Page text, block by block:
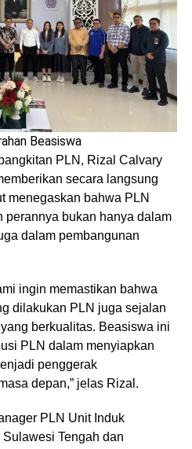
Beasiswa
PLN, Rizal Calvary
secara langsung
menegaskan bahwa PLN
perannya bukan hanya dalam
dalam pembangunan
ingin memastikan bahwa
dilakukan PLN juga sejalan
berkualitas. Beasiswa ini
PLN dalam menyiapkan
penggerak
depan,” jelas Rizal.
PLN Unit Induk
Tengah dan